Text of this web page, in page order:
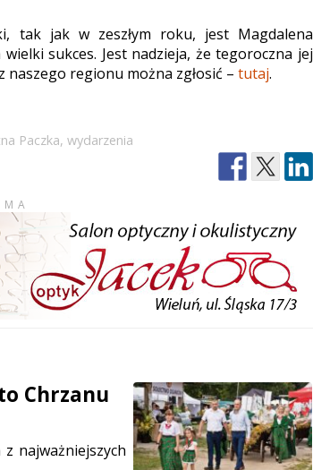
tak jak w zeszłym roku, jest Magdalena
sukces. Jest nadzieja, że tegoroczna jej
regionu można zgłosić – tutaj.
Paczka, wydarzenia
Chrzanu
najważniejszych